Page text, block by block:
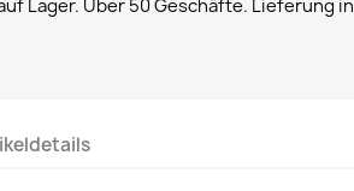
Lager. Über 50 Geschäfte. Lieferung in